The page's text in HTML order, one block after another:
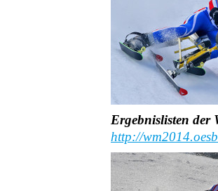
Ergebnislisten der
http://